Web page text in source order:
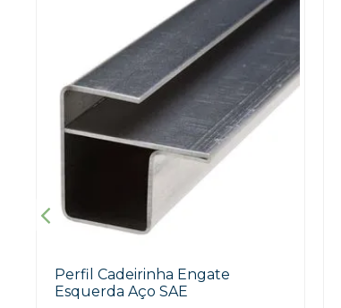
Perfil Cadeirinha Engate
Esquerda Aço SAE